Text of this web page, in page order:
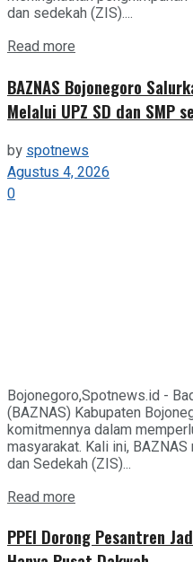
dan sedekah (ZIS)....
Read more
BAZNAS Bojonegoro
Melalui UPZ SD dan SMP
by spotnews
Agustus 4, 2026
0
Bojonegoro,Spotnews.id -
(BAZNAS) Kabupaten
komitmennya dalam
masyarakat. Kali ini,
dan Sedekah (ZIS)...
Read more
PPEI Dorong Pesantren